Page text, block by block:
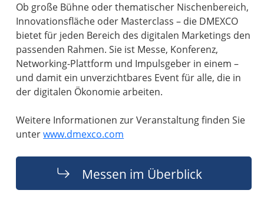
Ob große Bühne oder thematischer Nischenbereich,
Innovationsfläche oder Masterclass – die DMEXCO
bietet für jeden Bereich des digitalen Marketings den
passenden Rahmen. Sie ist Messe, Konferenz,
Networking-Plattform und Impulsgeber in einem –
und damit ein unverzichtbares Event für alle, die in
der digitalen Ökonomie arbeiten.
Weitere Informationen zur Veranstaltung finden Sie
unterwww.dmexco.com
Messen im Überblick